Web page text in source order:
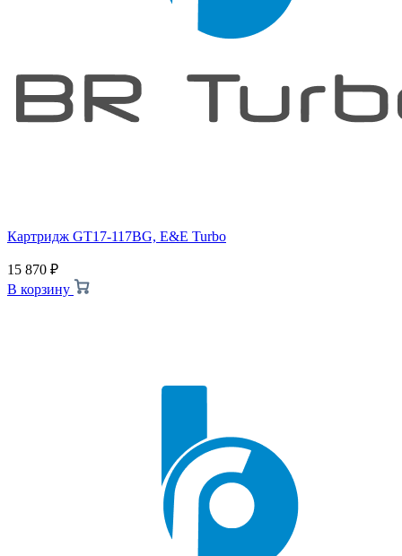
Картридж GT17-117BG, E&E Turbo
15 870 ₽
В корзину